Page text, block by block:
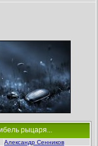
рыцаря...
Александр Сенников